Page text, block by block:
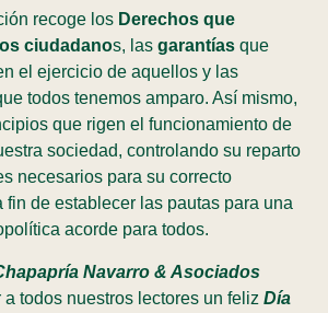
recoge los Derechos que
ciudadanos, las garantías que
el ejercicio de aquellos y las
todos tenemos amparo. Así mismo,
que rigen el funcionamiento de
sociedad, controlando su reparto
necesarios para su correcto
fin de establecer las pautas para una
acorde para todos.
Navarro & Asociados
todos nuestros lectores un feliz Día